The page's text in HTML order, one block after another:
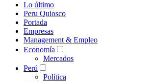
Lo último
Peru Quiosco
Portada
Empresas
Management & Empleo
Economía
Mercados
Perú
Política